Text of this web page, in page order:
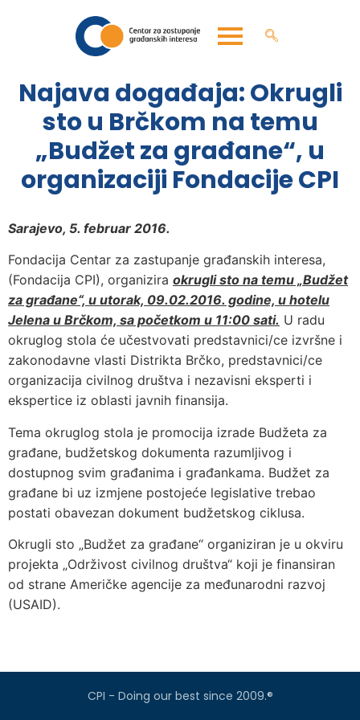
Najava događaja: Okrugli
sto u Brčkom na temu
„Budžet za građane“, u
organizaciji Fondacije CPI
Sarajevo, 5. februar 2016.
Fondacija Centar za zastupanje građanskih interesa,
(Fondacija CPI), organizira okrugli sto na temu „Budžet
za građane“, u utorak, 09.02.2016. godine, u hotelu
Jelena u Brčkom, sa početkom u 11:00 sati. U radu
okruglog stola će učestvovati predstavnici/ce izvršne i
zakonodavne vlasti Distrikta Brčko, predstavnici/ce
organizacija civilnog društva i nezavisni eksperti i
ekspertice iz oblasti javnih finansija.
Tema okruglog stola je promocija izrade Budžeta za
građane, budžetskog dokumenta razumljivog i
dostupnog svim građanima i građankama. Budžet za
građane bi uz izmjene postojeće legislative trebao
postati obavezan dokument budžetskog ciklusa.
Okrugli sto „Budžet za građane“ organiziran je u okviru
projekta „Održivost civilnog društva“ koji je finansiran
od strane Američke agencije za međunarodni razvoj
(USAID).
CPI - Doing our best since 2009.®